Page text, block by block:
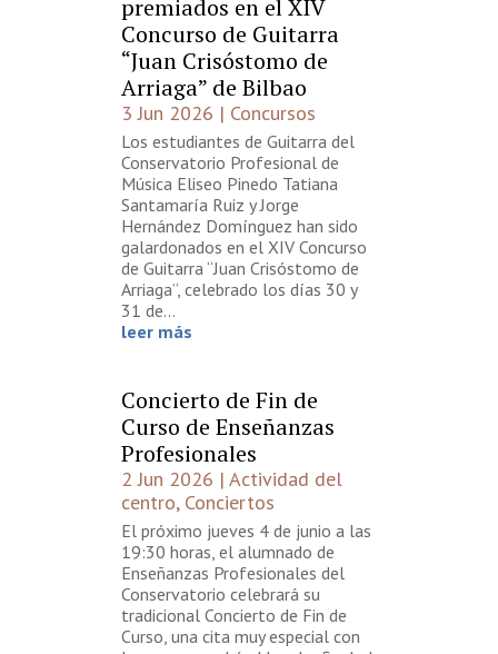
premiados en el XIV
Concurso de Guitarra
“Juan Crisóstomo de
Arriaga” de Bilbao
3 Jun 2026 | Concursos
Los estudiantes de Guitarra del
Conservatorio Profesional de
Música Eliseo Pinedo Tatiana
Santamaría Ruiz y Jorge
Hernández Domínguez han sido
galardonados en el XIV Concurso
de Guitarra “Juan Crisóstomo de
Arriaga”, celebrado los días 30 y
31 de...
leer más
Concierto de Fin de
Curso de Enseñanzas
Profesionales
2 Jun 2026 | Actividad del
centro, Conciertos
El próximo jueves 4 de junio a las
19:30 horas, el alumnado de
Enseñanzas Profesionales del
Conservatorio celebrará su
tradicional Concierto de Fin de
Curso, una cita muy especial con